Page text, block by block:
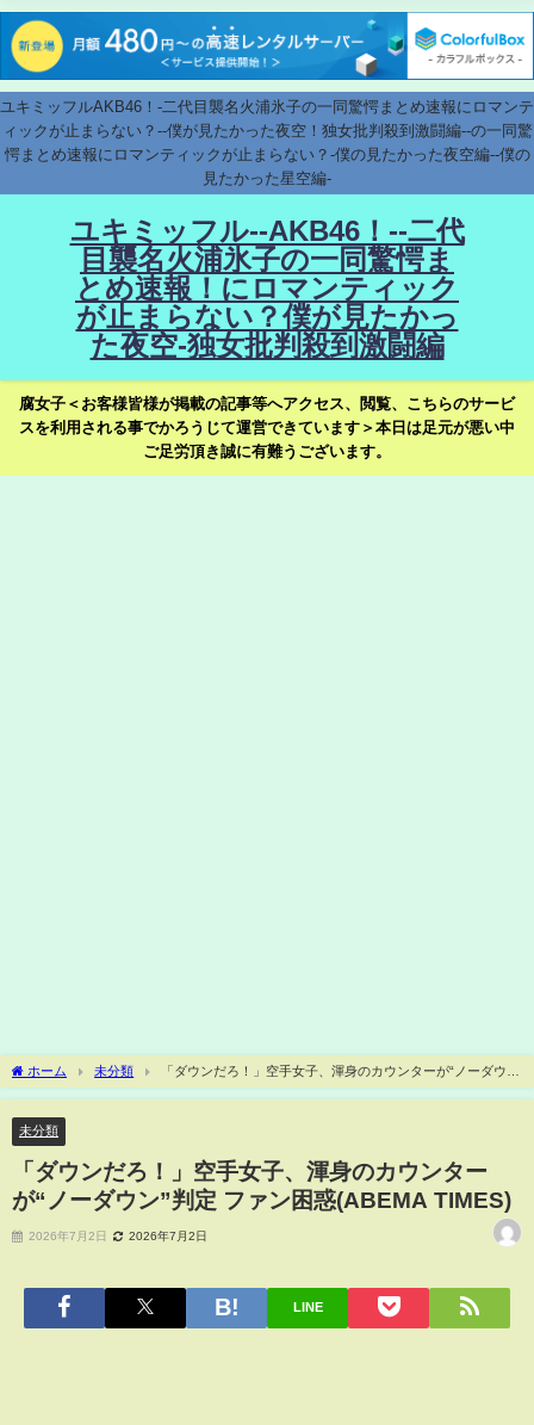
ユキミッフルAKB46！-二代目襲名火浦氷子の一同驚愕まとめ速報にロマンテ
ィックが止まらない？--僕が見たかった夜空！独女批判殺到激闘編--の一同驚
愕まとめ速報にロマンティックが止まらない？-僕の見たかった夜空編--僕の
見たかった星空編-
ユキミッフル--AKB46！--二代
目襲名火浦氷子の一同驚愕ま
とめ速報！にロマンティック
が止まらない？僕が見たかっ
た夜空-独女批判殺到激闘編
腐女子＜お客様皆様が掲載の記事等へアクセス、閲覧、こちらのサービ
スを利用される事でかろうじて運営できています＞本日は足元が悪い中
ご足労頂き誠に有難うございます。
ホーム 未分類
「ダウンだろ！」空手女子、渾身のカウンターが“ノーダウ
ン”判定 ファン困惑(ABEMA TIMES)
未分類
「ダウンだろ！」空手女子、渾身のカウンター
が“ノーダウン”判定 ファン困惑(ABEMA TIMES)
2026年7月2日 2026年7月2日
LINE